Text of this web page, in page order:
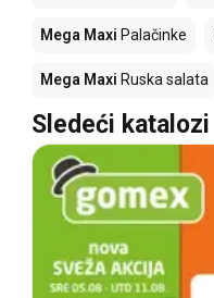
Mega Maxi Palačinke
Mega Maxi Ruska salata
Sledeći katalozi